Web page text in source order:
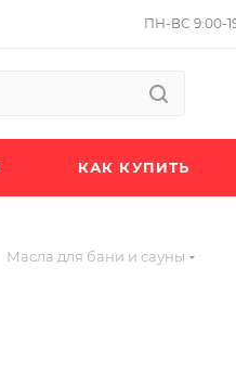
ПН-ВС 9:00-
КАК КУПИТЬ
Масла для бани и сауны